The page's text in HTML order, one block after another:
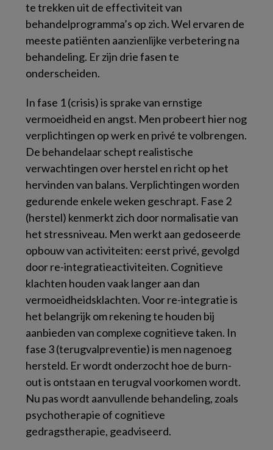
te trekken uit de effectiviteit van
behandelprogramma’s op zich. Wel ervaren de
meeste patiënten aanzienlijke verbetering na
behandeling. Er zijn drie fasen te
onderscheiden.
In fase 1 (crisis) is sprake van ernstige
vermoeidheid en angst. Men probeert hier nog
verplichtingen op werk en privé te volbrengen.
De behandelaar schept realistische
verwachtingen over herstel en richt op het
hervinden van balans. Verplichtingen worden
gedurende enkele weken geschrapt. Fase 2
(herstel) kenmerkt zich door normalisatie van
het stressniveau. Men werkt aan gedoseerde
opbouw van activiteiten: eerst privé, gevolgd
door re-integratieactiviteiten. Cognitieve
klachten houden vaak langer aan dan
vermoeidheidsklachten. Voor re-integratie is
het belangrijk om rekening te houden bij
aanbieden van complexe cognitieve taken. In
fase 3 (terugvalpreventie) is men nagenoeg
hersteld. Er wordt onderzocht hoe de burn-
out is ontstaan en terugval voorkomen wordt.
Nu pas wordt aanvullende behandeling, zoals
psychotherapie of cognitieve
gedragstherapie, geadviseerd.